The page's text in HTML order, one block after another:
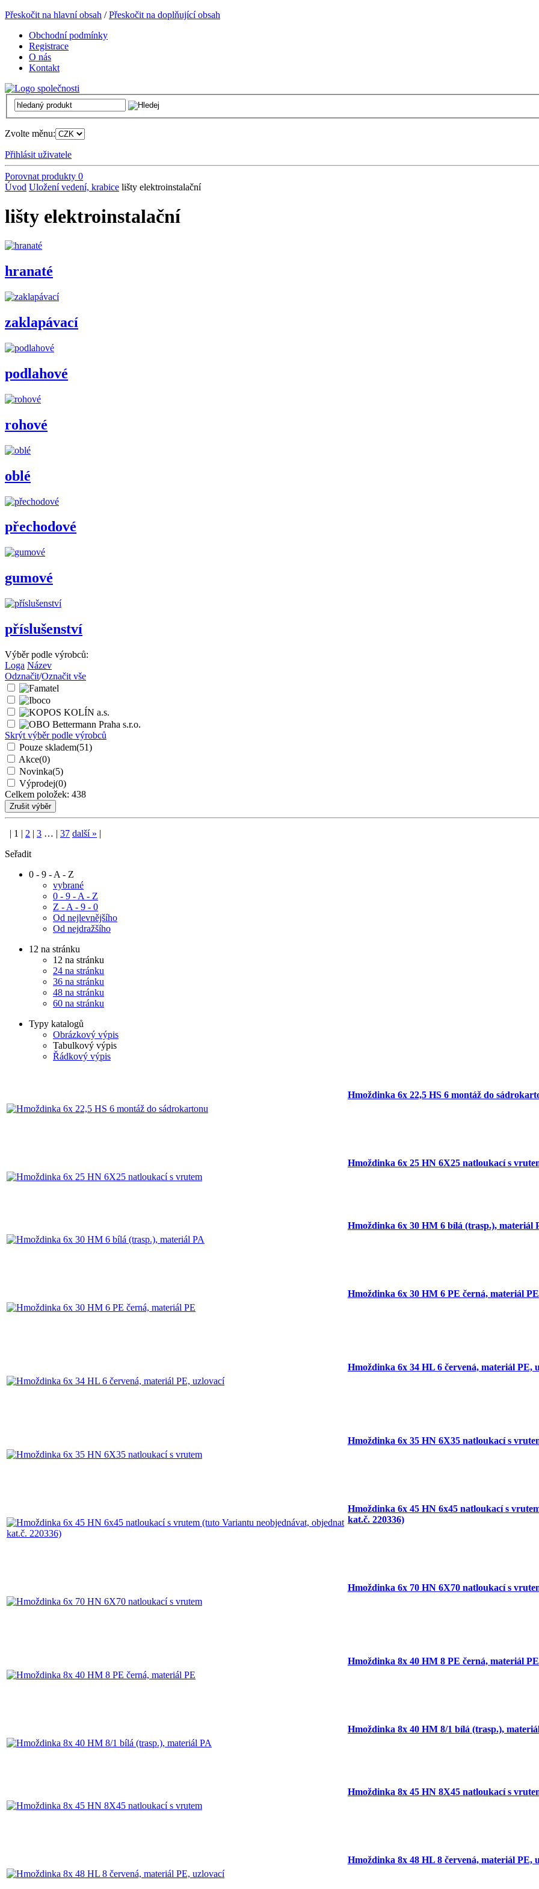
Přeskočit na hlavní obsah /Přeskočit na doplňující obsah
Obchodní podmínky
Registrace
O nás
Kontakt
Zvolte měnu:
Přihlásit uživatele
Porovnat produkty 0
Úvod Uložení vedení, krabice lišty elektroinstalační
lišty elektroinstalační
hranaté
zaklapávací
podlahové
rohové
oblé
přechodové
gumové
příslušenství
Výběr podle výrobců:
Loga Název
Odznačit/Označit vše
Skrýt výběr podle výrobců
Pouze skladem(51)
Akce(0)
Novinka(5)
Výprodej(0)
Celkem položek: 438
| 1 | 2 | 3 … | 37 další» |
Seřadit
0 - 9 - A - Z
vybrané
0 - 9 - A - Z
Z - A - 9 - 0
Od nejlevnějšího
Od nejdražšího
12 na stránku
12 na stránku
24 na stránku
36 na stránku
48 na stránku
60 na stránku
Typy katalogů
Obrázkový výpis
Tabulkový výpis
Řádkový výpis
Hmoždinka 6x 22,5 HS 6 montáž do
Hmoždinka 6x 25 HN 6X25 natloukací s
Hmoždinka 6x 30 HM 6 bílá (trasp.), materiál
Hmoždinka 6x 30 HM 6 PE černá, materiál PE
Hmoždinka 6x 34 HL 6 červená, materiál PE,
Hmoždinka 6x 35 HN 6X35 natloukací s
Hmoždinka 6x 45 HN 6x45 natloukací s
kat.č. 220336)
Hmoždinka 6x 70 HN 6X70 natloukací s
Hmoždinka 8x 40 HM 8 PE černá, materiál PE
Hmoždinka 8x 40 HM 8/1 bílá (trasp.),
Hmoždinka 8x 45 HN 8X45 natloukací s
Hmoždinka 8x 48 HL 8 červená, materiál PE,